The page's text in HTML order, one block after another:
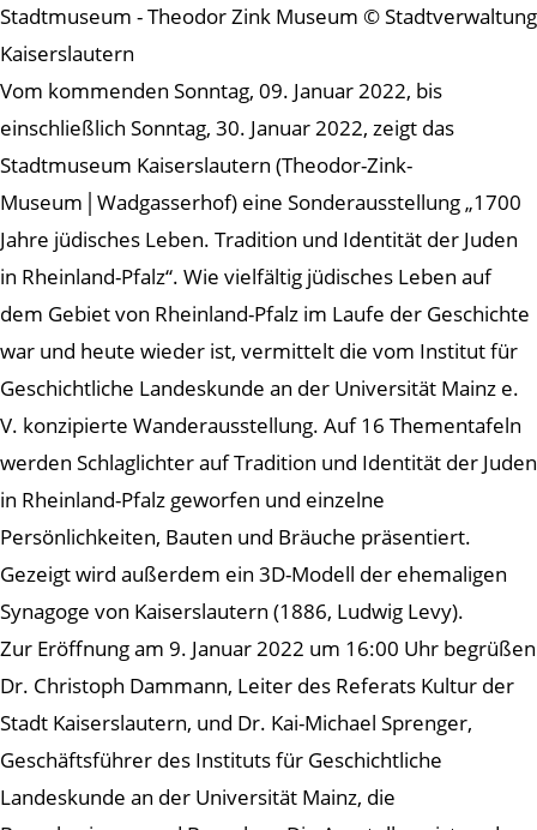
Stadtmuseum - Theodor Zink Museum © Stadtverwaltung
Kaiserslautern
Vom kommenden Sonntag, 09. Januar 2022, bis
einschließlich Sonntag, 30. Januar 2022, zeigt das
Stadtmuseum Kaiserslautern (Theodor-Zink-
Museum│Wadgasserhof) eine Sonderausstellung „1700
Jahre jüdisches Leben. Tradition und Identität der Juden
in Rheinland-Pfalz“. Wie vielfältig jüdisches Leben auf
dem Gebiet von Rheinland-Pfalz im Laufe der Geschichte
war und heute wieder ist, vermittelt die vom Institut für
Geschichtliche Landeskunde an der Universität Mainz e.
V. konzipierte Wanderausstellung. Auf 16 Thementafeln
werden Schlaglichter auf Tradition und Identität der Juden
in Rheinland-Pfalz geworfen und einzelne
Persönlichkeiten, Bauten und Bräuche präsentiert.
Gezeigt wird außerdem ein 3D-Modell der ehemaligen
Synagoge von Kaiserslautern (1886, Ludwig Levy).
Zur Eröffnung am 9. Januar 2022 um 16:00 Uhr begrüßen
Dr. Christoph Dammann, Leiter des Referats Kultur der
Stadt Kaiserslautern, und Dr. Kai-Michael Sprenger,
Geschäftsführer des Instituts für Geschichtliche
Landeskunde an der Universität Mainz, die